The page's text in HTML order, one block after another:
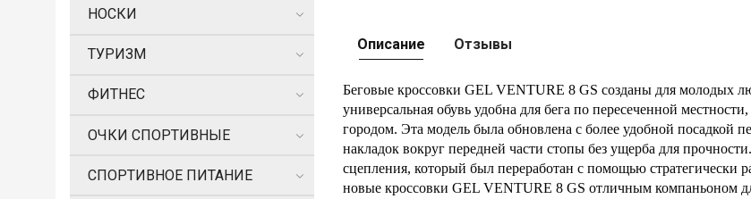
Описание
Беговые кроссовки GEL VENTURE 8 GS созданы для молодых
универсальная обувь удобна для бега по пересеченной
городом. Эта модель была обновлена с более удобной посадкой
накладок вокруг передней части стопы без ущерба для
сцепления, который был переработан с помощью
новые кроссовки GEL VENTURE 8 GS отличным компаньоном
Отзывы
НОСКИ
ТУРИЗМ
ФИТНЕС
ОЧКИ СПОРТИВНЫЕ
СПОРТИВНОЕ ПИТАНИЕ